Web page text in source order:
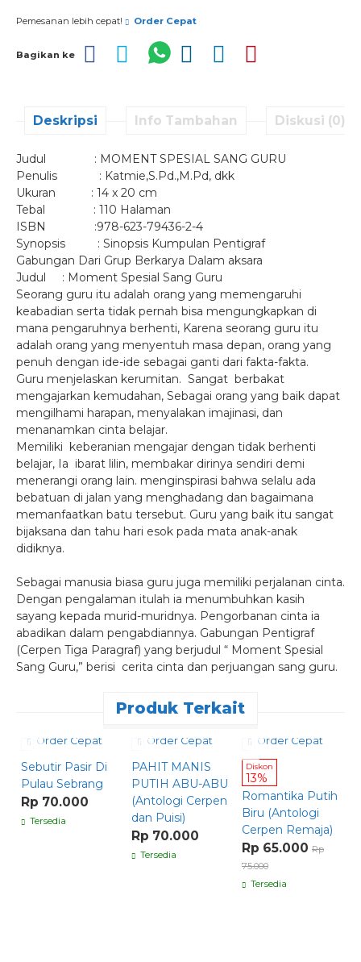
Pemesanan lebih cepat! Order Cepat
Bagikan ke
Deskripsi Info Tambahan Diskusi (0)
Judul : MOMENT SPESIAL SANG GURU
Penulis : Katmie,S.Pd.,M.Pd, dkk
Ukuran : 14 x 20 cm
Tebal : 110 Halaman
ISBN :978-623-79436-2-4
Synopsis : Sinopsis Kumpulan Pentigraf
Gabungan Dari Grup Berkarya Dalam aksara
Judul : Moment Spesial Sang Guru
Seorang guru itu adalah orang yang memengaruhi
keabadian serta tidak pernah bisa mengungkapkan di
mana pengaruhnya berhenti, Karena seorang guru itu
adalah orang yang menyentuh masa depan, orang yang
penuh dengan ide-ide sebagai ganti dari fakta-fakta.
Guru menjelaskan kerumitan. Sangat berbakat
mengajarkan kemudahan, Sebagai orang yang baik dapat
mengilhami harapan, menyalakan imajinasi, dan
menanamkan cinta belajar.
Memiliki keberanian mengajar dengan tidak berhenti
belajar, Ia ibarat lilin, membakar dirinya sendiri demi
menerangi orang lain. menginspirasi bahwa selalu ada
bebatuan di jalan yang menghadang dan bagaimana
memanfaatkan batu tersebut. Guru yang baik itu sangat
bijaksana dan tahu hari esok pada mata anak-anak
didiknya.
Sebagai manusia biasa guru juga memiliki perjalanan cinta.
Dengan pengalaman itulah ia menumbuhkan kasih
sayang kepada murid-muridnya. Pengorbanan cinta ia
abadikan dalam pengabdiannya. Gabungan Pentigraf
(Cerpen Tiga Paragraf) yang berjudul “ Moment Spesial
Sang Guru,” berisi cerita cinta dan perjuangan sang guru.
Produk Terkait
Order Cepat
Sebutir Pasir Di
Pulau Sebrang
Rp 70.000
Tersedia
Order Cepat
PAHIT MANIS
PUTIH ABU-ABU
(Antologi Cerpen
dan Puisi)
Rp 70.000
Tersedia
Order Cepat
Diskon
13%
Romantika Putih
Biru (Antologi
Cerpen Remaja)
Rp 65.000 Rp
75.000
Tersedia